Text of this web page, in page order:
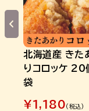
北海道産 きた
りコロッケ 20
袋
¥1,180 (税込)